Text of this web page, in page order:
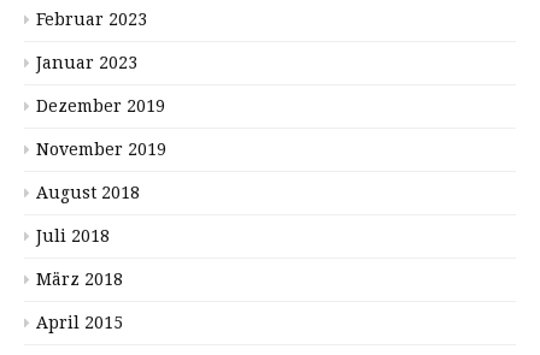
Februar 2023
Januar 2023
Dezember 2019
November 2019
August 2018
Juli 2018
März 2018
April 2015